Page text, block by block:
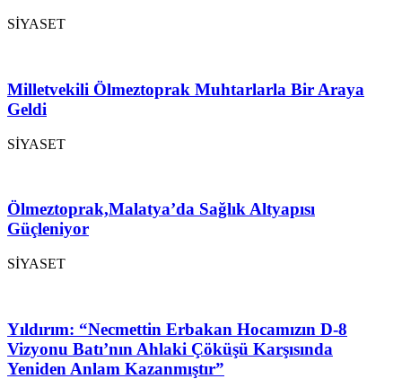
SİYASET
Milletvekili Ölmeztoprak Muhtarlarla Bir Araya
Geldi
SİYASET
Ölmeztoprak,Malatya’da Sağlık Altyapısı
Güçleniyor
SİYASET
Yıldırım: “Necmettin Erbakan Hocamızın D-8
Vizyonu Batı’nın Ahlaki Çöküşü Karşısında
Yeniden Anlam Kazanmıştır”